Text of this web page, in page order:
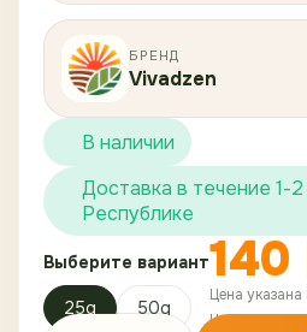
БРЕНД
Vivadzen
В наличии
Доставка в течение 1-
Республике
Выберите вариант
25g 50g
140
Цена
Цена без НДС: